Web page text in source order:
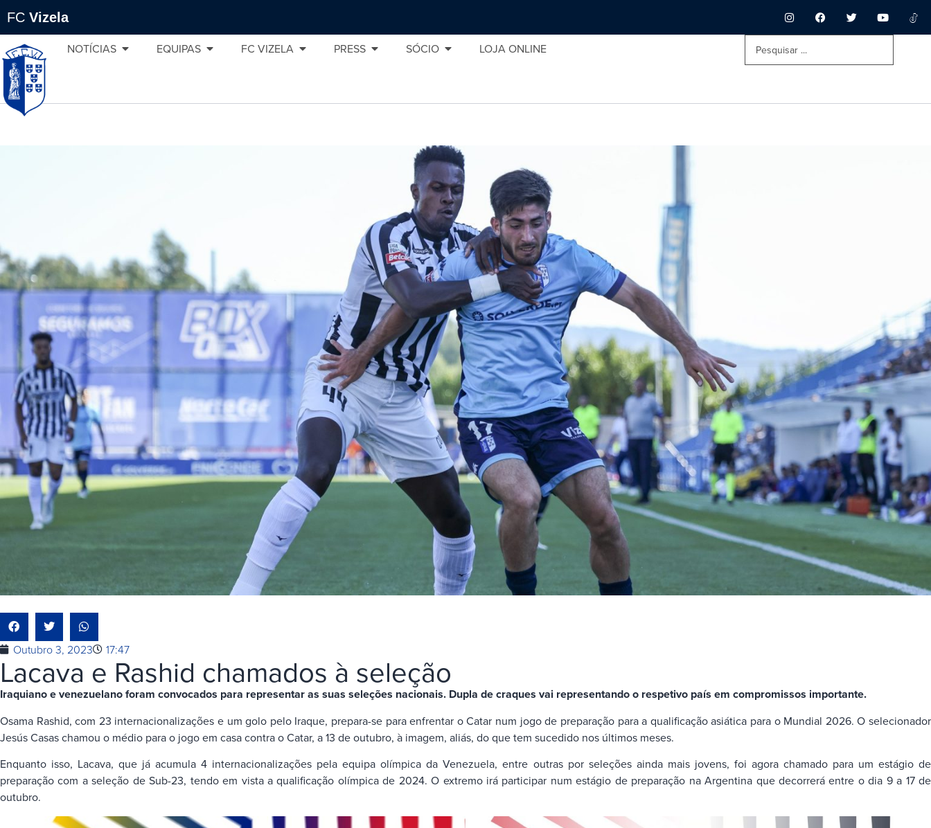
FC Vizela
NOTÍCIAS EQUIPAS FC VIZELA PRESS SÓCIO LOJA ONLINE
Outubro 3, 2023 17:47
Lacava e Rashid chamados à seleção
Iraquiano e venezuelano foram convocados para representar as suas seleções nacionais. Dupla de craques vai representando o respetivo país em compromissos importante.
Osama Rashid, com 23 internacionalizações e um golo pelo Iraque, prepara-se para enfrentar o Catar num jogo de preparação para a qualificação asiática para o Mundial 2026. O selecionador
Jesús Casas chamou o médio para o jogo em casa contra o Catar, a 13 de outubro, à imagem, aliás, do que tem sucedido nos últimos meses.
Enquanto isso, Lacava, que já acumula 4 internacionalizações pela equipa olímpica da Venezuela, entre outras por seleções ainda mais jovens, foi agora chamado para um estágio de
preparação com a seleção de Sub-23, tendo em vista a qualificação olímpica de 2024. O extremo irá participar num estágio de preparação na Argentina que decorrerá entre o dia 9 a 17 de
outubro.